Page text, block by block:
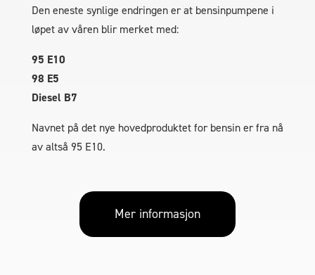
Den eneste synlige endringen er at bensinpumpene i
løpet av våren blir merket med:
95 E10
98 E5
Diesel B7
Navnet på det nye hovedproduktet for bensin er fra nå
av altså 95 E10.
Mer informasjon